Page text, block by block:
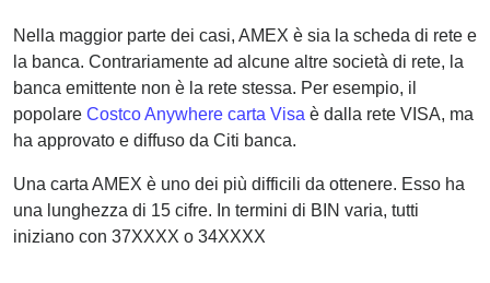
Nella maggior parte dei casi, AMEX è sia la scheda di rete e
la banca. Contrariamente ad alcune altre società di rete, la
banca emittente non è la rete stessa. Per esempio, il
popolare Costco Anywhere carta Visa è dalla rete VISA, ma
ha approvato e diffuso da Citi banca.
Una carta AMEX è uno dei più difficili da ottenere. Esso ha
una lunghezza di 15 cifre. In termini di BIN varia, tutti
iniziano con 37XXXX o 34XXXX